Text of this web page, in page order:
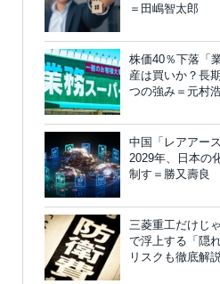
＝田嶋智太郎
株価40％下落「
産は買いか？長
つの強み＝元村
中国「レアアー
2029年、日本の
制す＝勝又壽良
三菱重工だけじ
で浮上する「隠
リスクも徹底解